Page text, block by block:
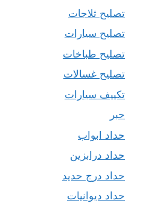
تصليح ثلاجات
تصليح سيارات
تصليح طباخات
تصليح غسالات
تكييف سيارات
حبر
حداد ابواب
حداد درابزين
حداد درج حديد
حداد ديوانيات